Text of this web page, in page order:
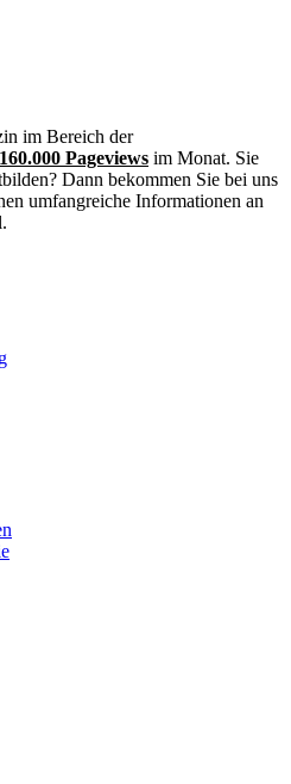
im Bereich der
160.000 Pageviews im Monat. Sie
Dann bekommen Sie bei uns
umfangreiche Informationen an